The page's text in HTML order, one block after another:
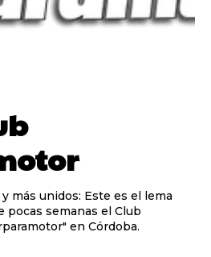
más unidos: Este es el lema
pocas semanas el Club
en Córdoba.